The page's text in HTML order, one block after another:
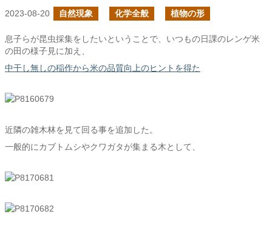
2023-08-20 自然現象 化学全般 植物の形
息子らが昆虫採集をしたいということで、いつもの日課のレンゲ米
の田の様子見に加え、
中干し無しの稲作から米の品質向上のヒントを得た
近隣の雑木林を見て回る事を追加した。
一般的にカブトムシやクワガタが集まる木として、